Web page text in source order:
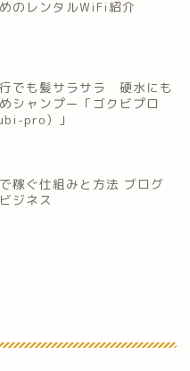
のレンタルWiFi紹介
でも髪サラサラ 硬水にも
シャンプー「ゴクビプロ
pro）」
稼ぐ仕組みと方法 ブログ
ジネス